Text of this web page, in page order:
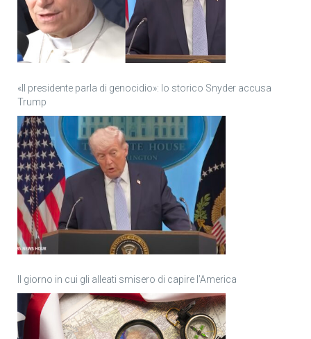
«Il presidente parla di genocidio»: lo storico Snyder accusa
Trump
Il giorno in cui gli alleati smisero di capire l’America